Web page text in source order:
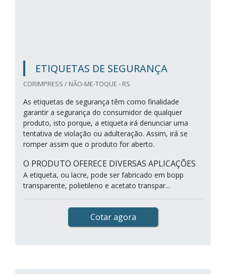
ETIQUETAS DE SEGURANÇA
CORIMPRESS / NÃO-ME-TOQUE - RS
As etiquetas de segurança têm como finalidade
garantir a segurança do consumidor de qualquer
produto, isto porque, a etiqueta irá denunciar uma
tentativa de violação ou adulteração. Assim, irá se
romper assim que o produto for aberto.
O PRODUTO OFERECE DIVERSAS APLICAÇÕES
A etiqueta, ou lacre, pode ser fabricado em bopp
transparente, polietileno e acetato transpar...
Cotar agora